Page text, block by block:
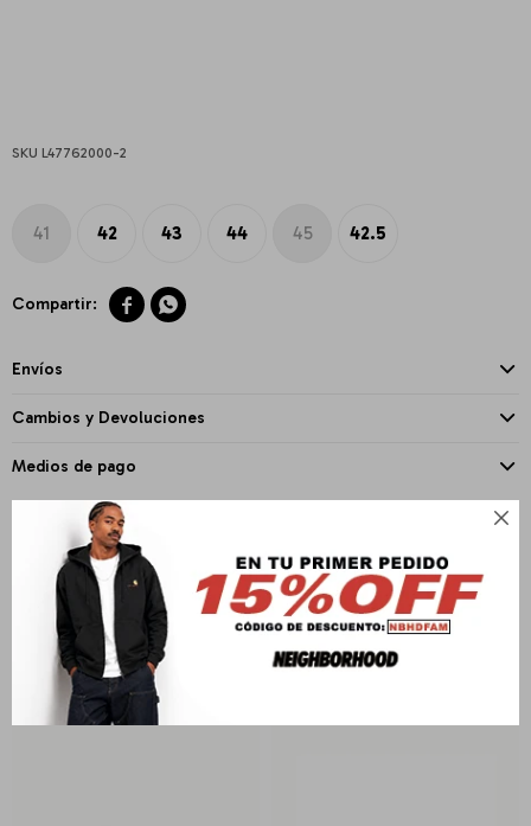

L47762000-2
41 42 43 44 45 42.5
 
Envíos
Cambios y Devoluciones
Medios de pago
PRODUCTOS QUE TE PUEDEN INTERESAR